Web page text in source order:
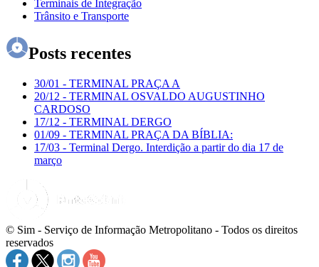
Terminais de Integração
Trânsito e Transporte
Posts recentes
30/01 - TERMINAL PRAÇA A
20/12 - TERMINAL OSVALDO AUGUSTINHO
CARDOSO
17/12 - TERMINAL DERGO
01/09 - TERMINAL PRAÇA DA BÍBLIA:
17/03 - Terminal Dergo. Interdição a partir do dia 17 de
março
© Sim - Serviço de Informação Metropolitano - Todos os direitos
reservados